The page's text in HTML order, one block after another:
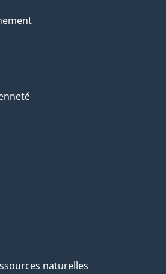
naturelles